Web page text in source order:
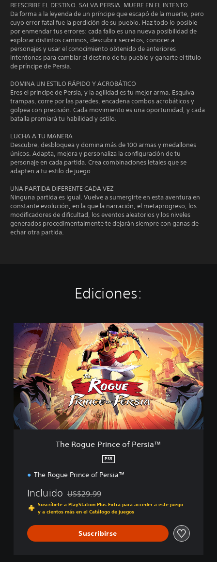
REESCRIBE EL DESTINO. SALVA PERSIA. MUERE EN EL INTENTO.
Da forma a la leyenda de un príncipe que escapó de la muerte, pero
cuyo error fatal fue la perdición de su pueblo. Haz todo lo posible
por enmendar tus errores: cada fallo es una nueva posibilidad de
explorar distintos caminos, descubrir secretos, conocer a
personajes y usar el conocimiento obtenido de anteriores
intentonas para cambiar el destino de tu pueblo y ganarte el título
de príncipe de Persia.
DOMINA UN ESTILO RÁPIDO Y ACROBÁTICO
Eres el príncipe de Persia, y la agilidad es tu mejor arma. Esquiva
trampas, corre por las paredes, encadena combos acrobáticos y
golpea con precisión. Cada movimiento es una oportunidad, y cada
batalla premiará tu habilidad y estilo.
LUCHA A TU MANERA
Descubre, desbloquea y domina más de 100 armas y medallones
únicos. Adapta, mejora y personaliza la configuración de tu
personaje en cada partida. Crea combinaciones letales que se
adapten a tu estilo de juego.
UNA PARTIDA DIFERENTE CADA VEZ
Ninguna partida es igual. Vuelve a sumergirte en esta aventura en
constante evolución, en la que la narración, el metaprogreso, los
modificadores de dificultad, los eventos aleatorios y los niveles
generados procedimentalmente te dejarán siempre con ganas de
echar otra partida.
Ediciones:
h
e
R
o
g
u
r
i
n
The Rogue Prince of Persia™
PS5
The Rogue Prince of Persia™
Incluido Rebajado del precio original de US$29.99
US$29.99
Suscríbete a PlayStation Plus Extra para acceder a este juego
y a cientos más en el Catálogo de juegos
Suscribirse